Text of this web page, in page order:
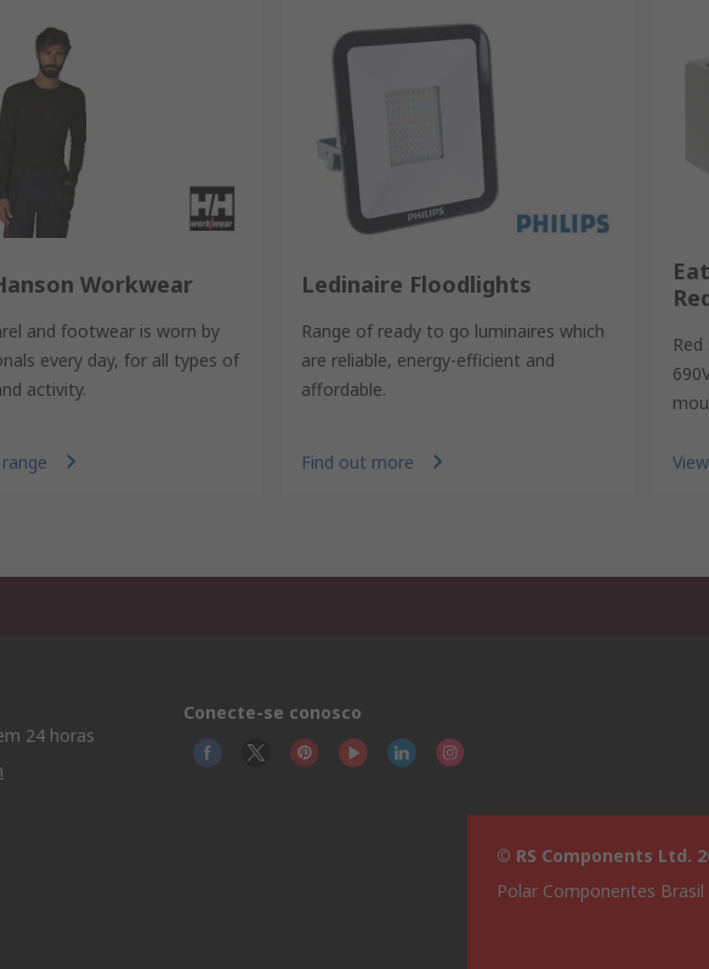
Workwear
and footwear is worn by
every day, for all types of
activity.
Ledinaire Floodlights
Range of ready to go luminaires which
are reliable, energy-efficient and
affordable.
Find out more
24 horas
Conecte-se conosco
© RS Components Ltd.
Polar Componentes Brasil